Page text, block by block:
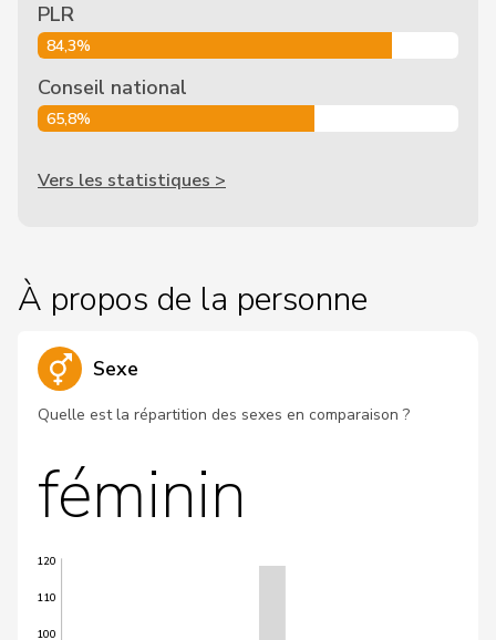
PLR
84,3%
Conseil national
65,8%
Vers les statistiques >
À propos de la personne
Sexe
Quelle est la répartition des sexes en comparaison ?
féminin
100
110
120